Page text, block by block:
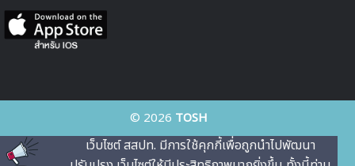
© 2026 TOSH
เว็บไซต์ สสปท. มีการใช้คุกกี้เพื่อถูกนําไปพัฒนา